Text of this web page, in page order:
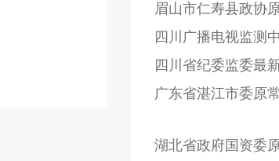
眉山市仁寿县政协
四川广播电视监测
四川省纪委监委最
广东省湛江市委原
湖北省政府国资委